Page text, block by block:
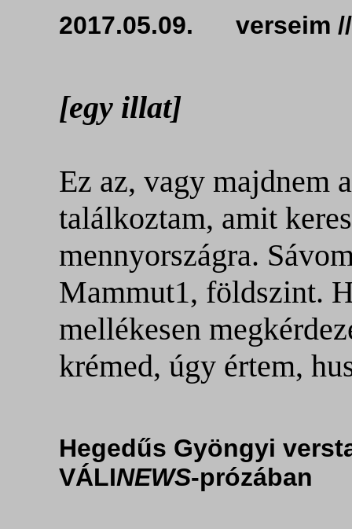
2017.05.09. verseim
[egy illat]
Ez az, vagymajdnem
találkoztam, amit
mennyországra.
Mammut1, földszint.
mellékesen
krémed, úgy értem,
Hegedűs Gyöngyi
VÁLINEWS-prózában